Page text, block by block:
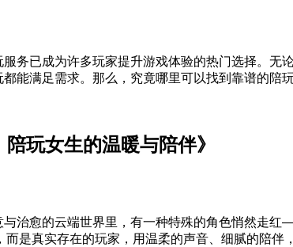
务已成为许多玩家提升游戏体验的热门选择。无
能满足需求。那么，究竟哪里可以找到靠谱的陪
玩女生的温暖与陪伴》
治愈的云端世界里，有一种特殊的角色悄然走红
是真实存在的玩家，用温柔的声音、细腻的陪伴